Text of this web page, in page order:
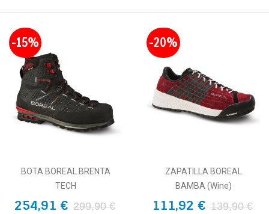
-15%
BOTA BOREAL BRENTA
TECH
254,91 € 299,90 €
-20%
ZAPATILLA BOREAL
BAMBA (Wine)
111,92 € 139,90 €